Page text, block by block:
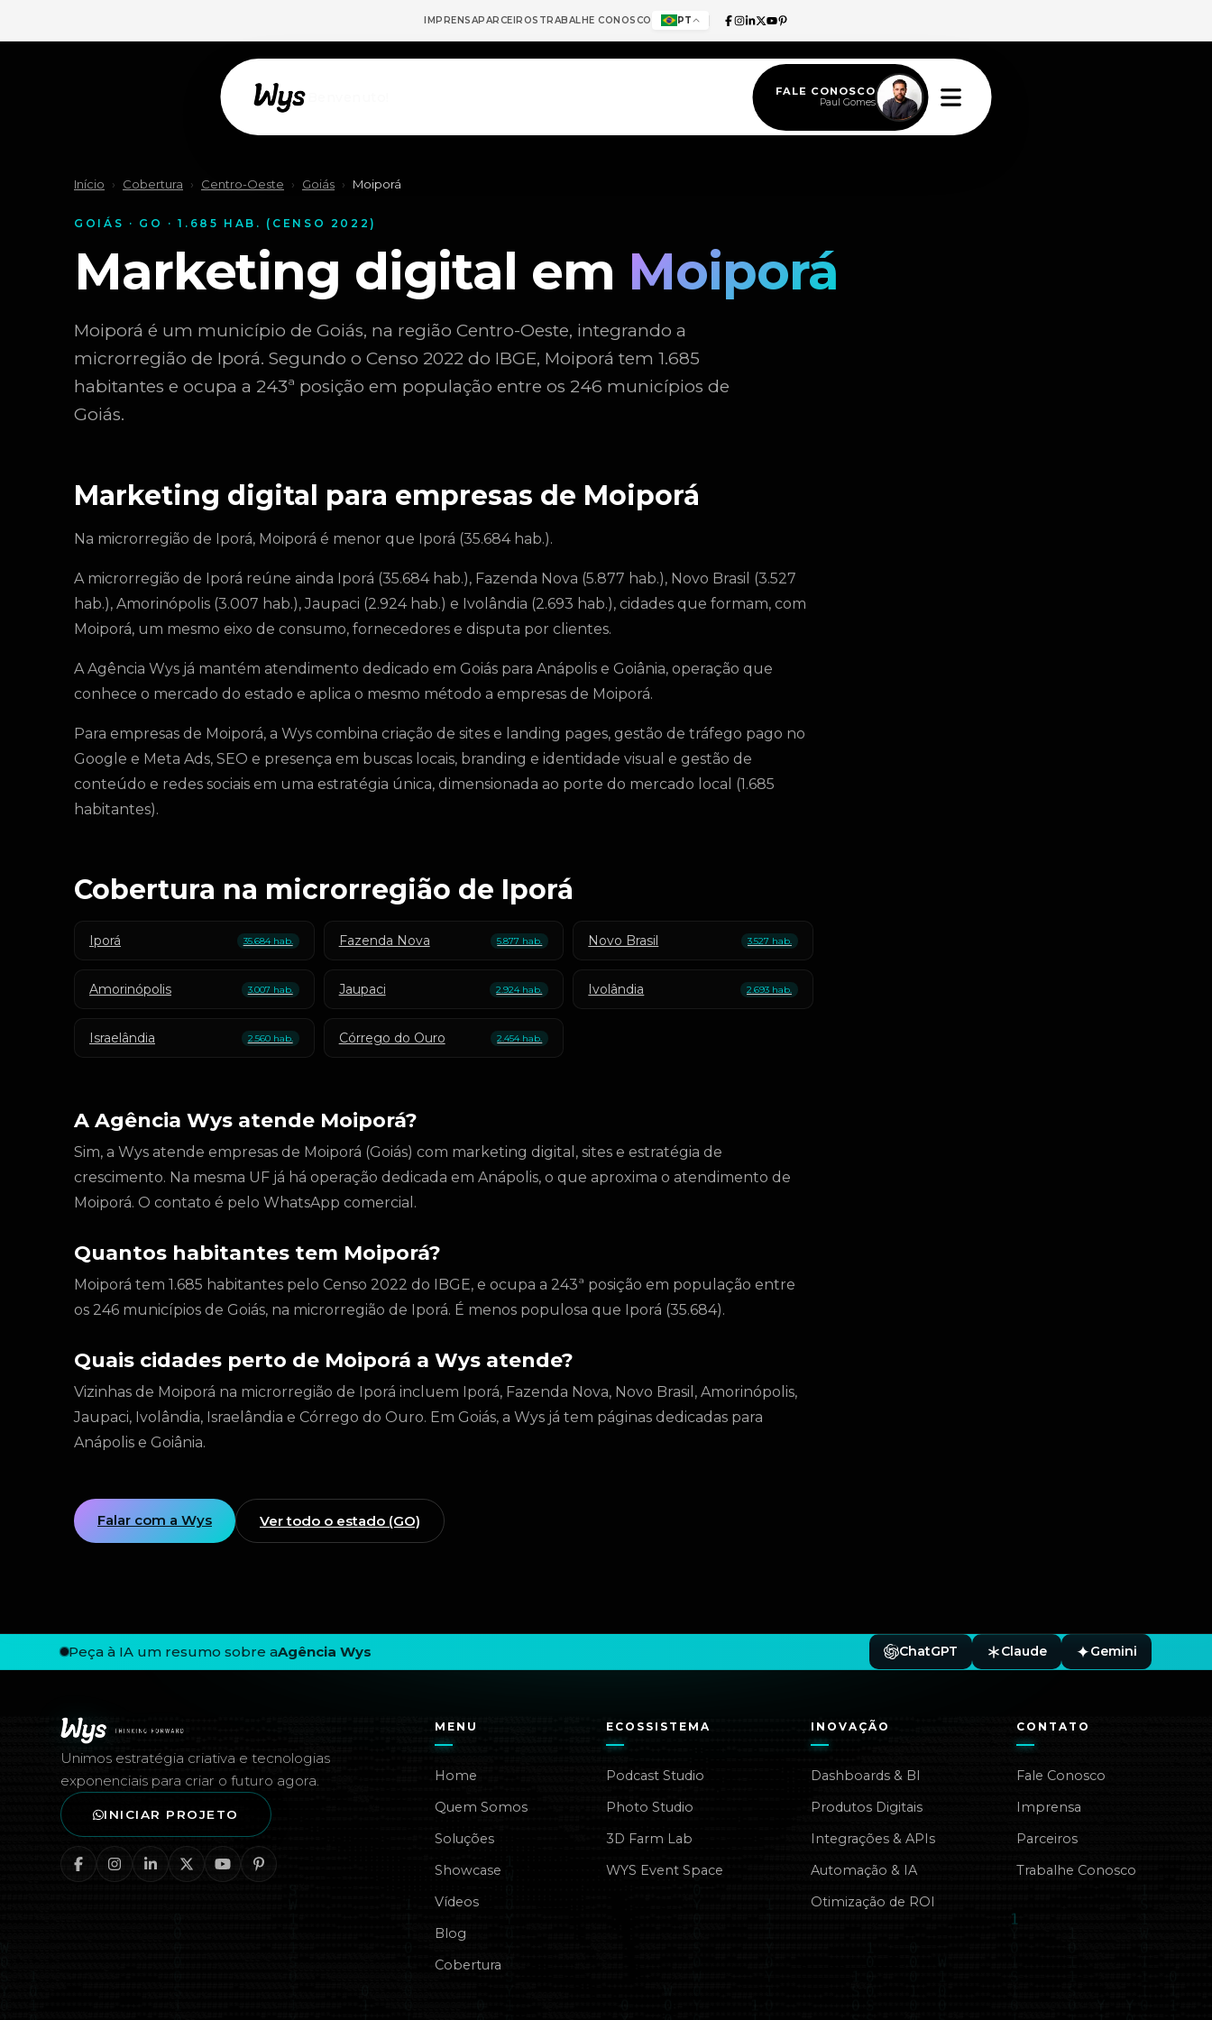
IMPRENSAPARCEIROS TRABALHE CONOSCO PT
FALE CONOSCO
Paul Gomes
Início › Cobertura › Centro-Oeste › Goiás › Moiporá
GOIÁS · GO · 1.685 HAB. (CENSO 2022)
Marketing digital em Moiporá
Moiporá é um município de Goiás, na região Centro-Oeste, integrando a
microrregião de Iporá. Segundo o Censo 2022 do IBGE, Moiporá tem 1.685
habitantes e ocupa a 243ª posição em população entre os 246 municípios de
Goiás.
Marketing digital para empresas de Moiporá
Na microrregião de Iporá, Moiporá é menor que Iporá (35.684 hab.).
A microrregião de Iporá reúne ainda Iporá (35.684 hab.), Fazenda Nova (5.877 hab.), Novo Brasil (3.527
hab.), Amorinópolis (3.007 hab.), Jaupaci (2.924 hab.) e Ivolândia (2.693 hab.), cidades que formam, com
Moiporá, um mesmo eixo de consumo, fornecedores e disputa por clientes.
A Agência Wys já mantém atendimento dedicado em Goiás para Anápolis e Goiânia, operação que
conhece o mercado do estado e aplica o mesmo método a empresas de Moiporá.
Para empresas de Moiporá, a Wys combina criação de sites e landing pages, gestão de tráfego pago no
Google e Meta Ads, SEO e presença em buscas locais, branding e identidade visual e gestão de
conteúdo e redes sociais em uma estratégia única, dimensionada ao porte do mercado local (1.685
habitantes).
Cobertura na microrregião de Iporá
Iporá 35.684 hab. Fazenda Nova 5.877 hab. Novo Brasil 3.527 hab.
Amorinópolis 3.007 hab. Jaupaci 2.924 hab. Ivolândia 2.693 hab.
Israelândia 2.560 hab. Córrego do Ouro 2.454 hab.
A Agência Wys atende Moiporá?
Sim, a Wys atende empresas de Moiporá (Goiás) com marketing digital, sites e estratégia de
crescimento. Na mesma UF já há operação dedicada em Anápolis, o que aproxima o atendimento de
Moiporá. O contato é pelo WhatsApp comercial.
Quantos habitantes tem Moiporá?
Moiporá tem 1.685 habitantes pelo Censo 2022 do IBGE, e ocupa a 243ª posição em população entre
os 246 municípios de Goiás, na microrregião de Iporá. É menos populosa que Iporá (35.684).
Quais cidades perto de Moiporá a Wys atende?
Vizinhas de Moiporá na microrregião de Iporá incluem Iporá, Fazenda Nova, Novo Brasil, Amorinópolis,
Jaupaci, Ivolândia, Israelândia e Córrego do Ouro. Em Goiás, a Wys já tem páginas dedicadas para
Anápolis e Goiânia.
Falar com a Wys Ver todo o estado (GO)
Rodapé — Agência Wys
Peça à IA um resumo sobre aAgência Wys ChatGPT Claude Gemini
Unimos estratégia criativa e tecnologias
exponenciais para criar o futuro agora.
INICIAR PROJETO
MENU
Home
Quem Somos
Soluções
Showcase
Vídeos
Blog
Cobertura
ECOSSISTEMA
Podcast Studio
Photo Studio
3D Farm Lab
WYS Event Space
INOVAÇÃO
Dashboards & BI
Produtos Digitais
Integrações & APIs
Automação & IA
Otimização de ROI
CONTATO
Fale Conosco
Imprensa
Parceiros
Trabalhe Conosco